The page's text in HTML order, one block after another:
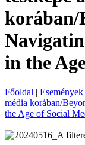
korában/
in the
Főoldal | Események
média korában/
the Age of Social